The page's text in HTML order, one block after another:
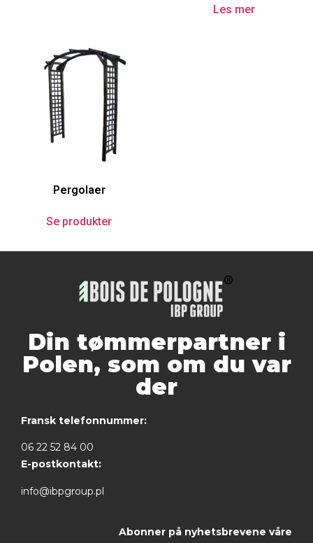
Les mer
Pergolaer
Se produkter
Din tømmerpartner i
Polen, som om du var
der
Fransk telefonnummer:
06 22 52 84 00
E-postkontakt:
info@ibpgroup.pl
Abonner på nyhetsbrevene våre